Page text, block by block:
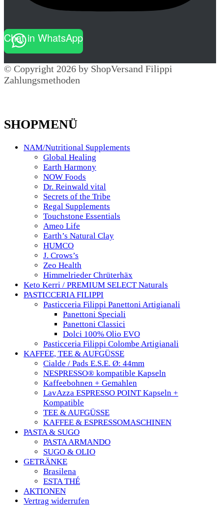
Chat in WhatsApp
© Copyright 2026 by ShopVersand Filippi
Zahlungsmethoden
SHOPMENÜ
NAM/Nutritional Supplements
Global Healing
Earth Harmony
NOW Foods
Dr. Reinwald vital
Secrets of the Tribe
Regal Supplements
Touchstone Essentials
Ameo Life
Earth’s Natural Clay
HUMCO
J. Crows’s
Zeo Health
Himmelrieder Chrüterhäx
Keto Kerri / PREMIUM SELECT Naturals
PASTICCERIA FILIPPI
Pasticceria Filippi Panettoni Artigianali
Panettoni Speciali
Panettoni Classici
Dolci 100% Olio EVO
Pasticceria Filippi Colombe Artigianali
KAFFEE, TEE & AUFGÜSSE
Cialde / Pads E.S.E. Ø: 44mm
NESPRESSO® kompatible Kapseln
Kaffeebohnen + Gemahlen
LavAzza ESPRESSO POINT Kapseln +
Kompatible
TEE & AUFGÜSSE
KAFFEE & ESPRESSOMASCHINEN
PASTA & SUGO
PASTA ARMANDO
SUGO & OLIO
GETRÄNKE
Brasilena
ESTA THÉ
AKTIONEN
Vertrag widerrufen